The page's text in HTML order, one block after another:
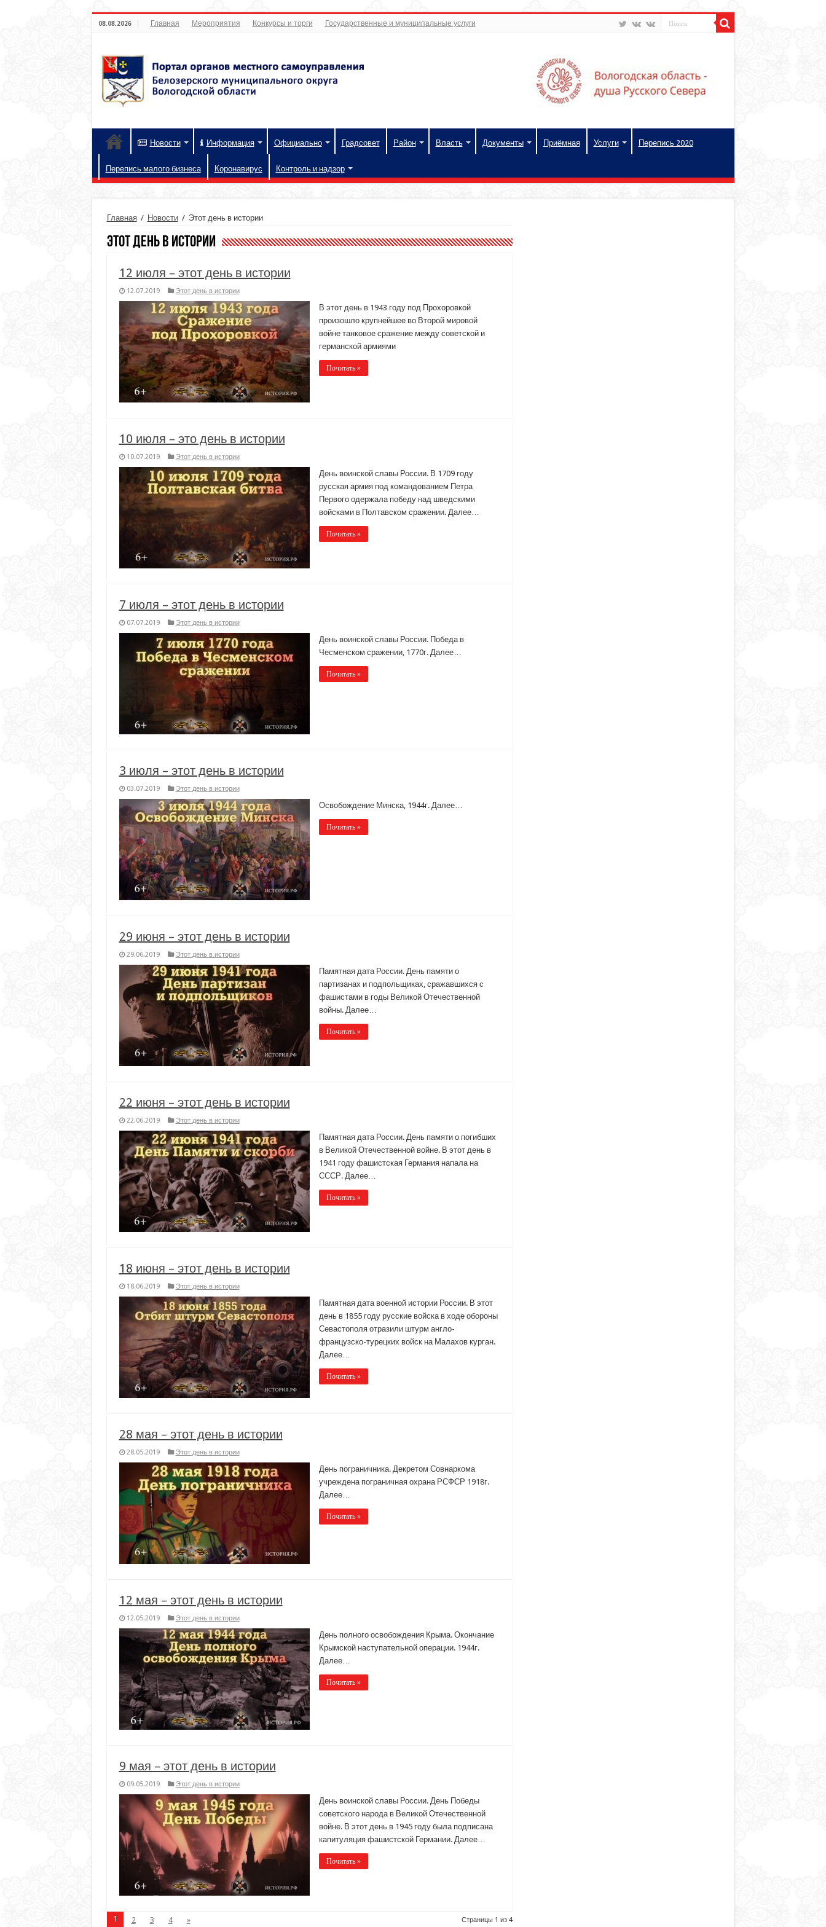
08.08.2026 Главная Мероприятия Конкурсы и торги Государственные и муниципальные услуги
Новости Информация Официально Градсовет Район Власть Документы Приёмная Услуги Перепись 2020
Перепись малого бизнеса Коронавирус Контроль и надзор
Главная / Новости / Этот день в истории
Этот день в истории
12 июля – этот день в истории
12.07.2019 Этот день в истории
В этот день в 1943 году под Прохоровкой
произошло крупнейшее во Второй мировой
войне танковое сражение между советской и
германской армиями
Почитать »
10 июля – это день в истории
10.07.2019 Этот день в истории
День воинской славы России. В 1709 году
русская армия под командованием Петра
Первого одержала победу над шведскими
войсками в Полтавском сражении. Далее…
Почитать »
7 июля – этот день в истории
07.07.2019 Этот день в истории
День воинской славы России. Победа в
Чесменском сражении, 1770г. Далее…
Почитать »
3 июля – этот день в истории
03.07.2019 Этот день в истории
Освобождение Минска, 1944г. Далее…
Почитать »
29 июня – этот день в истории
29.06.2019 Этот день в истории
Памятная дата России. День памяти о
партизанах и подпольщиках, сражавшихся с
фашистами в годы Великой Отечественной
войны. Далее…
Почитать »
22 июня – этот день в истории
22.06.2019 Этот день в истории
Памятная дата России. День памяти о погибших
в Великой Отечественной войне. В этот день в
1941 году фашистская Германия напала на
СССР. Далее…
Почитать »
18 июня – этот день в истории
18.06.2019 Этот день в истории
Памятная дата военной истории России. В этот
день в 1855 году русские войска в ходе обороны
Севастополя отразили штурм англо-
французско-турецких войск на Малахов курган.
Далее…
Почитать »
28 мая – этот день в истории
28.05.2019 Этот день в истории
День пограничника. Декретом Совнаркома
учреждена пограничная охрана РСФСР 1918г.
Далее…
Почитать »
12 мая – этот день в истории
12.05.2019 Этот день в истории
День полного освобождения Крыма. Окончание
Крымской наступательной операции. 1944г.
Далее…
Почитать »
9 мая – этот день в истории
09.05.2019 Этот день в истории
День воинской славы России. День Победы
советского народа в Великой Отечественной
войне. В этот день в 1945 году была подписана
капитуляция фашистской Германии. Далее…
Почитать »
Страницы 1 из 4
1 2 3 4 »